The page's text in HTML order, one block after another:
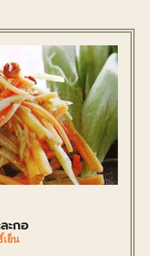
ะกอ
เย็น